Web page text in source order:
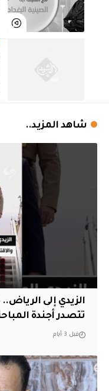
شاهد المزيد..
الزيدي إلى
تتصدر أجندة
قبل 3 أيام